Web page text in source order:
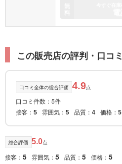
この販売店の評判・口コミ
口コミ全体の総合評価 4.9点
口コミ件数：5件
接客： 5 雰囲気： 5 品質： 4 価格： 5
総合評価 5.0点
接客： 5 雰囲気： 5 品質： 5 価格： 5